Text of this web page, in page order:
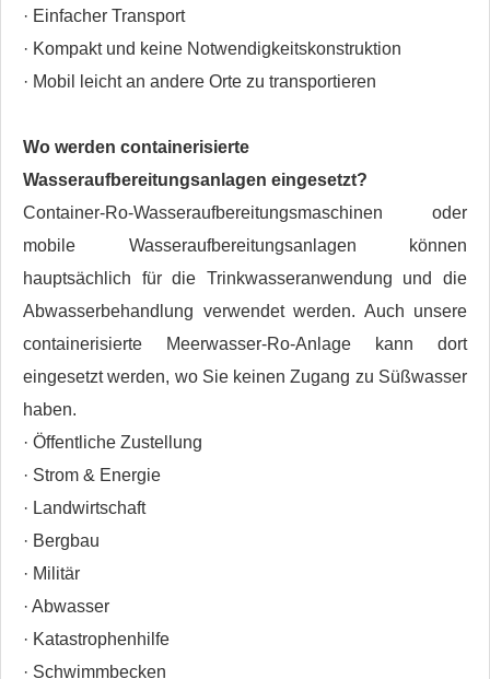
· Einfacher Transport
· Kompakt und keine Notwendigkeitskonstruktion
· Mobil leicht an andere Orte zu transportieren
Wo werden containerisierte
Wasseraufbereitungsanlagen eingesetzt?
Container-Ro-Wasseraufbereitungsmaschinen oder
mobile Wasseraufbereitungsanlagen können
hauptsächlich für die Trinkwasseranwendung und die
Abwasserbehandlung verwendet werden. Auch unsere
containerisierte Meerwasser-Ro-Anlage kann dort
eingesetzt werden, wo Sie keinen Zugang zu Süßwasser
haben.
· Öffentliche Zustellung
· Strom & Energie
· Landwirtschaft
· Bergbau
· Militär
· Abwasser
· Katastrophenhilfe
· Schwimmbecken